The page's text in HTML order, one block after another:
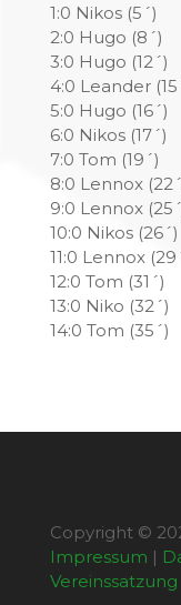
1:0 Nikos (5´)
2:0 Hugo (8´)
3:0 Hugo (12´)
4:0 Leander
5:0 Hugo (16´)
6:0 Nikos (17´)
7:0 Tom (19´)
8:0 Lennox
9:0 Lennox
10:0 Nikos (26´)
11:0 Lennox
12:0 Tom (31´)
13:0 Niko (32´)
14:0 Tom (35´)
Copyright ©
Impressum |
Vereinssatzung